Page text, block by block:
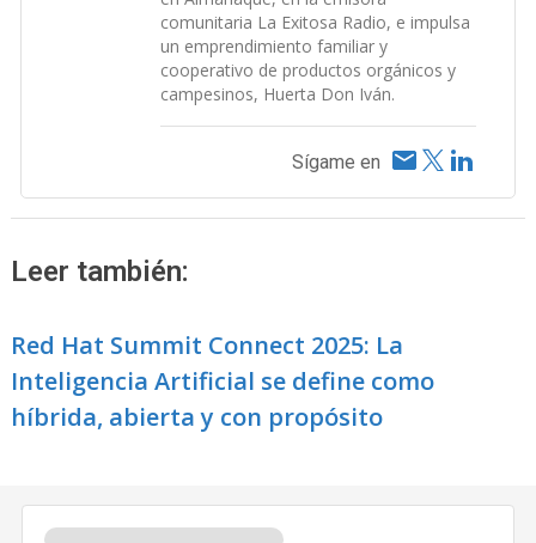
comunitaria La Exitosa Radio, e impulsa
un emprendimiento familiar y
cooperativo de productos orgánicos y
campesinos, Huerta Don Iván.
Sígame en
Leer también:
Red Hat Summit Connect 2025: La
Inteligencia Artificial se define como
híbrida, abierta y con propósito